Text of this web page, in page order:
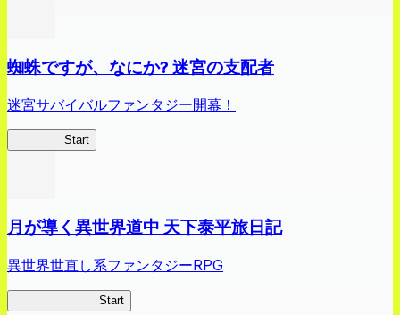
蜘蛛ですが、なにか? 迷宮の支配者
迷宮サバイバルファンタジー開幕！
Start
月が導く異世界道中 天下泰平旅日記
異世界世直し系ファンタジーRPG
Start